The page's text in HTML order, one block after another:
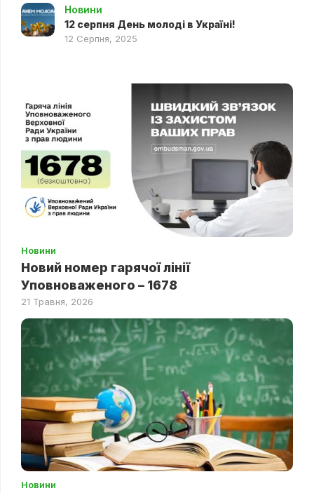
Новини
12 серпня День молоді в Україні!
12 Серпня, 2025
Новини
Новий номер гарячої лінії
Уповноваженого – 1678
21 Травня, 2026
Новини